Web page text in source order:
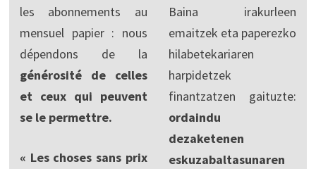
les abonnements au
mensuel papier : nous
dépendons de la
générosité de celles
et ceux qui peuvent
se le permettre.
« Les choses sans prix
Baina irakurleen
emaitzek eta paperezko
hilabetekariaren
harpidetzek
finantzatzen gaituzte:
ordaindu
dezaketenen
eskuzabaltasunaren